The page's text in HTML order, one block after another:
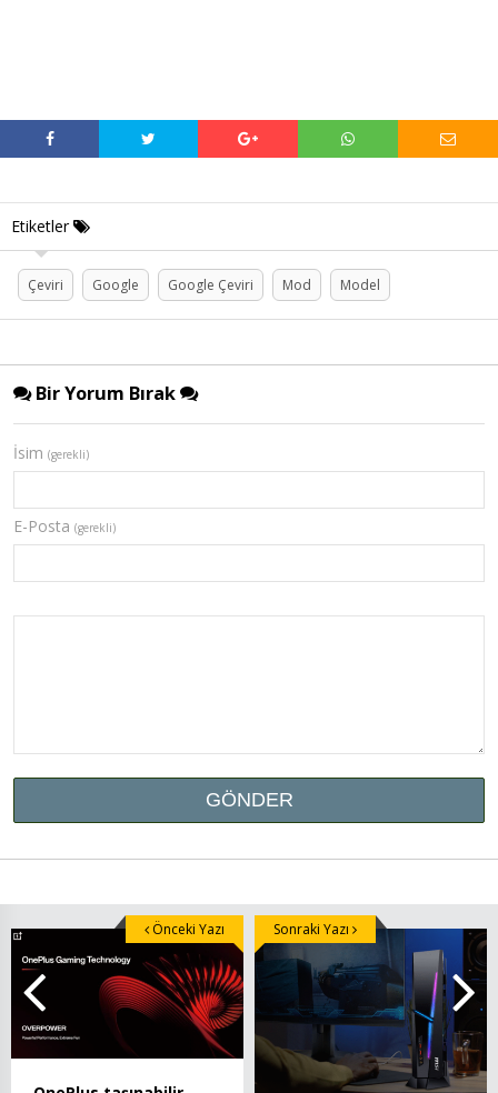
Etiketler
Çeviri Google Google Çeviri Mod Model
Bir Yorum Bırak
İsim (gerekli)
E-Posta (gerekli)
Önceki Yazı Sonraki Yazı